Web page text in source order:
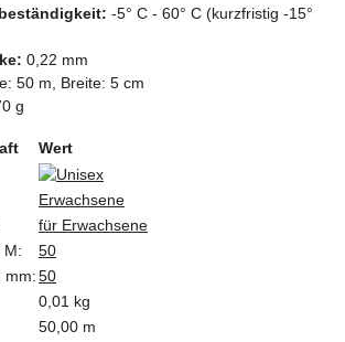
-5° C - 60° C (kurzfristig -15°
0,22 mm
50 m, Breite: 5 cm
g
Wert
Erwachsene
für Erwachsene
M:
50
mm:50
0,01 kg
50,00 m